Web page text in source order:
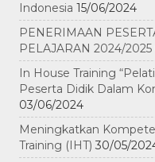
Indonesia 15/06/2024
PENERIMAAN
PELAJARAN 2024/2025
In House Training
Peserta Didik Dalam
03/06/2024
Meningkatkan
Training (IHT) 30/05/